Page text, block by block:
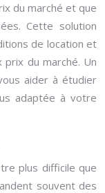
du marché et que
Cette solution
de location et
du marché. Un
aider à étudier
adaptée à votre
plus difficile que
souvent des